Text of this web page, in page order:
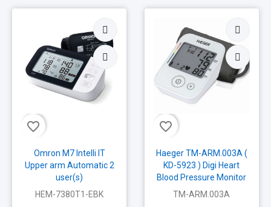
favorite_border
Omron M7 Intelli IT
Upper arm Automatic 2
user(s)
HEM-7380T1-EBK
favorite_border
Haeger TM-ARM.003A (
KD-5923 ) Digi Heart
Blood Pressure Monitor
TM-ARM.003A